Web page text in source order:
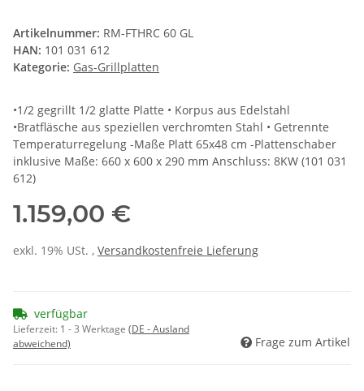
Artikelnummer: RM-FTHRC 60 GL
HAN: 101 031 612
Kategorie: Gas-Grillplatten
•1/2 gegrillt 1/2 glatte Platte • Korpus aus Edelstahl
•Bratfläsche aus speziellen verchromten Stahl • Getrennte
Temperaturregelung -Maße Platt 65x48 cm -Plattenschaber
inklusive Maße: 660 x 600 x 290 mm Anschluss: 8KW (101 031
612)
1.159,00 €
exkl. 19% USt. , Versandkostenfreie Lieferung
verfügbar
Lieferzeit: 1 - 3 Werktage (DE - Ausland
abweichend)
Frage zum Artikel